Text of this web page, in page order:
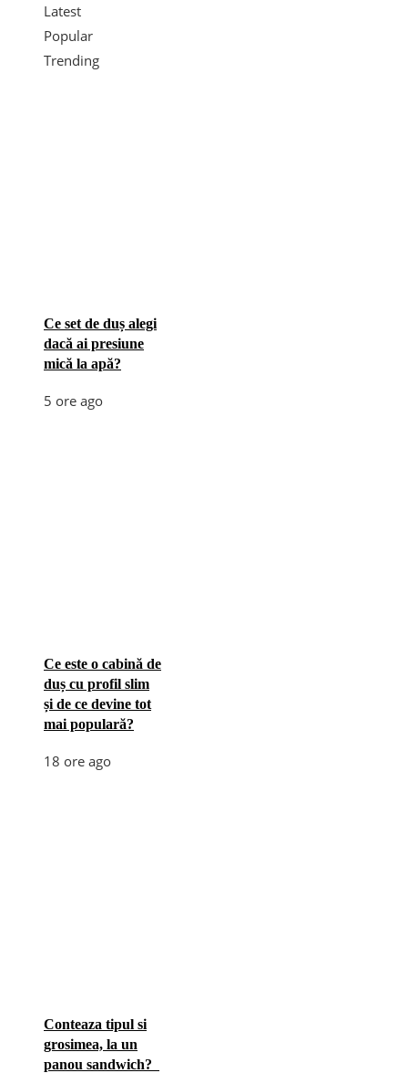
Latest
Popular
Trending
Ce set de duș alegi
dacă ai presiune
mică la apă?
5 ore ago
Ce este o cabină de
duș cu profil slim
și de ce devine tot
mai populară?
18 ore ago
Conteaza tipul si
grosimea, la un
panou sandwich?